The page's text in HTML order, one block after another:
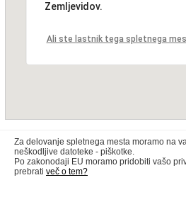
Zemljevidov.
Ali ste lastnik tega spletnega
Za delovanje spletnega mesta moramo na
neškodljive datoteke - piškotke.
Po zakonodaji EU moramo pridobiti vašo
prebrati več o tem?